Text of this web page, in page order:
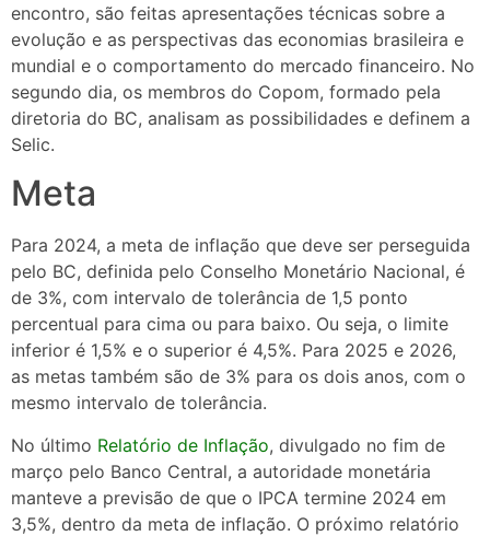
encontro, são feitas apresentações técnicas sobre a
evolução e as perspectivas das economias brasileira e
mundial e o comportamento do mercado financeiro. No
segundo dia, os membros do Copom, formado pela
diretoria do BC, analisam as possibilidades e definem a
Selic.
Meta
Para 2024, a meta de inflação que deve ser perseguida
pelo BC, definida pelo Conselho Monetário Nacional, é
de 3%, com intervalo de tolerância de 1,5 ponto
percentual para cima ou para baixo. Ou seja, o limite
inferior é 1,5% e o superior é 4,5%. Para 2025 e 2026,
as metas também são de 3% para os dois anos, com o
mesmo intervalo de tolerância.
No último Relatório de Inflação, divulgado no fim de
março pelo Banco Central, a autoridade monetária
manteve a previsão de que o IPCA termine 2024 em
3,5%, dentro da meta de inflação. O próximo relatório